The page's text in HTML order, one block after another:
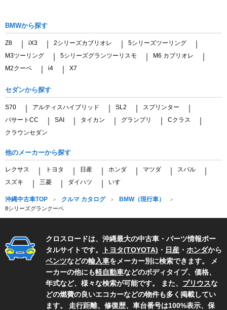
BMWから探す
Z8 iX3 2シリーズカブリオレ 5シリーズツーリング
M3ツーリング 5シリーズグランツーリスモ M6 カブリオレ
M2クーペ i4 X7
セダンから探す
S70 アルティスハイブリッド SL2 スプリンター
パサートCC SAI タイカン グランプリ Cクラス
クラウンセダン
他のメーカーから探す
レクサス トヨタ 日産 ホンダ マツダ スバル
スズキ 三菱 ダイハツ いすゞ
沖縄中古車TOP クルマ カタログ BMW（現行車）
8シリーズグランクーペ
クロスロードは、沖縄最大の中古車・パーツ情報ポー
タルサイトです。
トヨタ(TOYOTA) ・ 日産 ・ ホンダから
ベンツなどの輸入車をメーカー別に検索できます。 メ
ーカーの他にも軽自動車などのボディタイプ、価格、
年式など、様々な検索が可能です。 また、 プリウスな
どの燃費の良いエコカーなどの物件も多く掲載してい
ます。 走行距離、修復歴、車台番号は100%表示、保